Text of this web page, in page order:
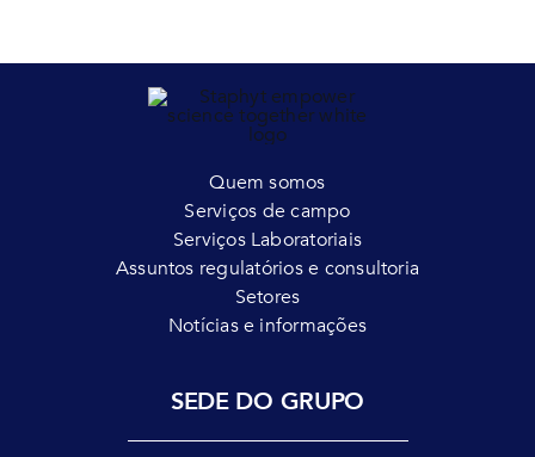
Quem somos
Serviços de campo
Serviços Laboratoriais
Assuntos regulatórios e consultoria
Setores
Notícias e informações
SEDE DO GRUPO